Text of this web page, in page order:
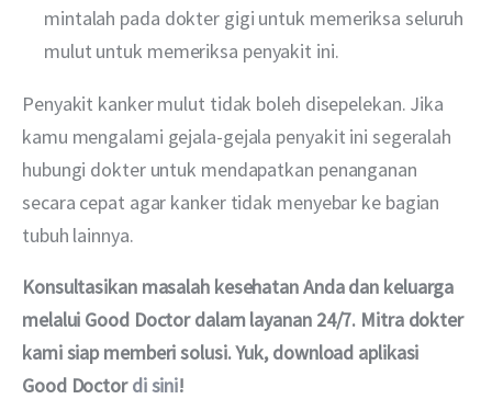
mintalah pada dokter gigi untuk memeriksa seluruh
mulut untuk memeriksa penyakit ini.
Penyakit kanker mulut tidak boleh disepelekan. Jika
kamu mengalami gejala-gejala penyakit ini segeralah
hubungi dokter untuk mendapatkan penanganan
secara cepat agar kanker tidak menyebar ke bagian
tubuh lainnya.
Konsultasikan masalah kesehatan Anda dan keluarga
melalui Good Doctor dalam layanan 24/7. Mitra dokter
kami siap memberi solusi. Yuk, download aplikasi
Good Doctor di sini!